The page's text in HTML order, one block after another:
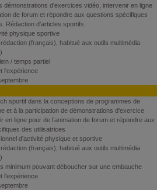
démonstrations d'exercices vidéo, intervenir en ligne
de forum et répondre aux questions spécifiques
Rédaction d'articles sportifs
physique sportive
(français), habitué aux outils multimédia
/ temps partiel
l'expérience
sportif dans la conceptions de programmes de
et à la participation de démonstrations d'exercice
en ligne pour de l’animation de forum et répondre aux
des utilisatrices
d'activité physique et sportive
(français), habitué aux outils multimédia
minimum pouvant déboucher sur une embauche
l'expérience